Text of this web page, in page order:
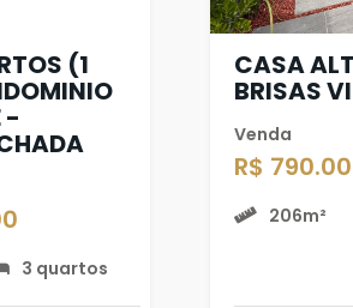
(1
-
3 quartos
CASA
BRISAS
Venda
R$
206m²